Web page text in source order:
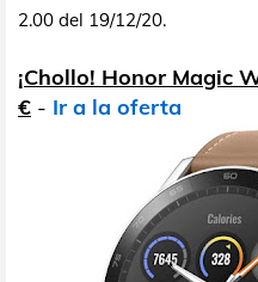
2.00 del 19/12/20.
¡Chollo! Honor Magic
€ - Ir a la oferta